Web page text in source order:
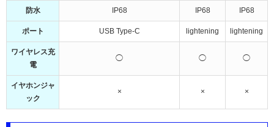
防水 IP68 IP68 IP68
ポート USB Type-C lightening lightening
ワイヤレス充
電
◯ ◯ ◯
イヤホンジャ
ック
× × ×